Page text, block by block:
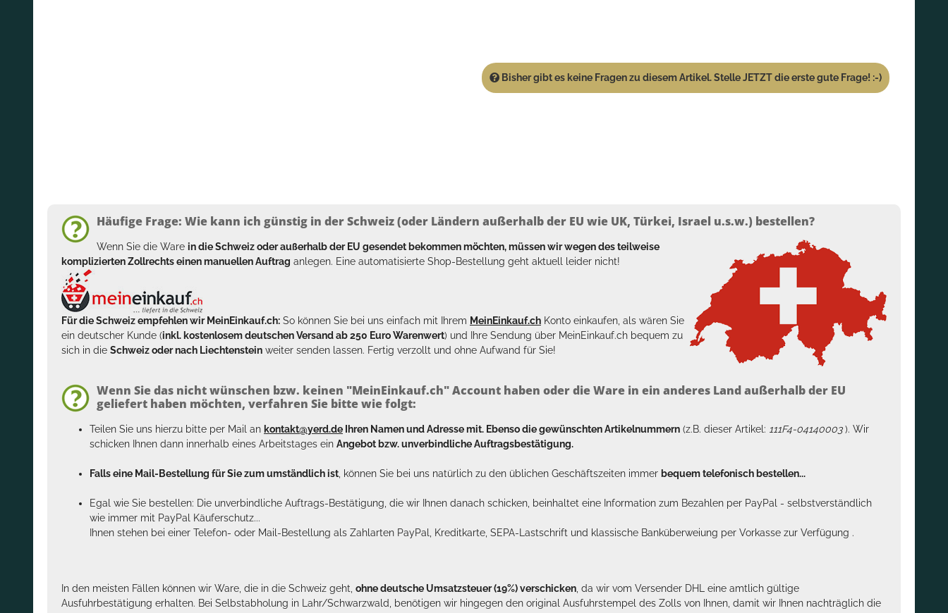
Bisher gibt es keine Fragen zu diesem Artikel. Stelle JETZT die erste gute Frage! :-)
Häufige Frage: Wie kann ich günstig in der Schweiz (oder Ländern außerhalb der EU wie UK, Türkei, Israel u.s.w.) bestellen?
Wenn Sie die Ware in die Schweiz oder außerhalb der EU gesendet bekommen möchten, müssen wir wegen des teilweise
komplizierten Zollrechts einen manuellen Auftrag anlegen. Eine automatisierte Shop-Bestellung geht aktuell leider nicht!
Für die Schweiz empfehlen wir MeinEinkauf.ch: So können Sie bei uns einfach mit Ihrem MeinEinkauf.ch Konto einkaufen, als wären Sie
ein deutscher Kunde (inkl. kostenlosem deutschen Versand ab 250 Euro Warenwert) und Ihre Sendung über MeinEinkauf.ch bequem zu
sich in die Schweiz oder nach Liechtenstein weiter senden lassen. Fertig verzollt und ohne Aufwand für Sie!
Wenn Sie das nicht wünschen bzw. keinen "MeinEinkauf.ch" Account haben oder die Ware in ein anderes Land außerhalb der EU
geliefert haben möchten, verfahren Sie bitte wie folgt:
Teilen Sie uns hierzu bitte per Mail an kontakt@yerd.de Ihren Namen und Adresse mit. Ebenso die gewünschten Artikelnummern (z.B. dieser Artikel: 111F4-04140003). Wir
schicken Ihnen dann innerhalb eines Arbeitstages ein Angebot bzw. unverbindliche Auftragsbestätigung.
Falls eine Mail-Bestellung für Sie zum umständlich ist , können Sie bei uns natürlich zu den üblichen Geschäftszeiten immer bequem telefonisch bestellen...
Egal wie Sie bestellen: Die unverbindliche Auftrags-Bestätigung, die wir Ihnen danach schicken, beinhaltet eine Information zum Bezahlen per PayPal - selbstverständlich
wie immer mit PayPal Käuferschutz...
Ihnen stehen bei einer Telefon- oder Mail-Bestellung als Zahlarten PayPal, Kreditkarte, SEPA-Lastschrift und klassische Banküberweiung per Vorkasse zur Verfügung .
In den meisten Fällen können wir Ware, die in die Schweiz geht, ohne deutsche Umsatzsteuer (19%) verschicken , da wir vom Versender DHL eine amtlich gültige
Ausfuhrbestätigung erhalten. Bei Selbstabholung in Lahr/Schwarzwald, benötigen wir hingegen den original Ausfuhrstempel des Zolls von Ihnen, damit wir Ihnen nachträglich die